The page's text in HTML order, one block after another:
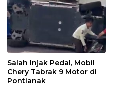
Salah Injak Pedal, Mobil
Chery Tabrak 9 Motor di
Pontianak